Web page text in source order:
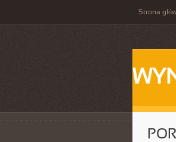
Strona